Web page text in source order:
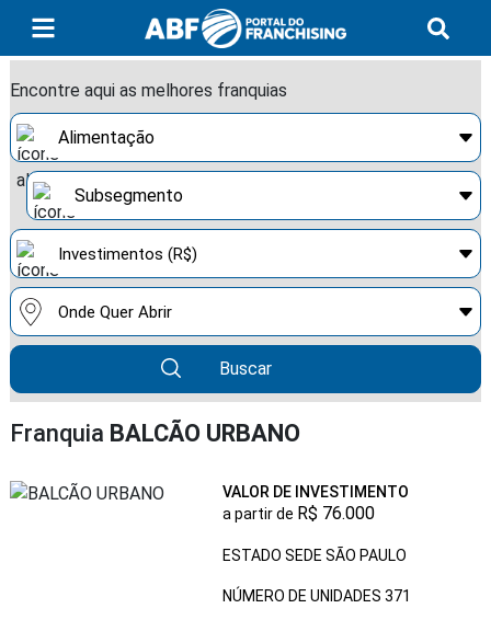
Encontre aqui as melhores franquias
Buscar
Franquia BALCÃO URBANO
VALOR DE INVESTIMENTO
a partir de R$ 76.000
ESTADO SEDE SÃO PAULO
NÚMERO DE UNIDADES371